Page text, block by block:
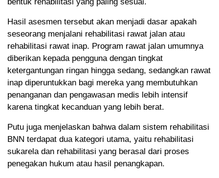
Hasil asesmen tersebut akan menjadi dasar apakah
seseorang menjalani rehabilitasi rawat jalan atau
rehabilitasi rawat inap. Program rawat jalan umumnya
diberikan kepada pengguna dengan tingkat
ketergantungan ringan hingga sedang, sedangkan rawat
inap diperuntukkan bagi mereka yang membutuhkan
penanganan dan pengawasan medis lebih intensif
karena tingkat kecanduan yang lebih berat.
Putu juga menjelaskan bahwa dalam sistem rehabilitasi
BNN terdapat dua kategori utama, yaitu rehabilitasi
sukarela dan rehabilitasi yang berasal dari proses
penegakan hukum atau hasil penangkapan.